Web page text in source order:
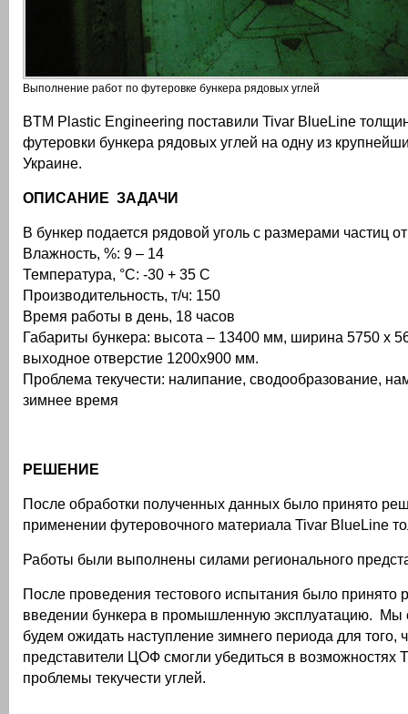
Выполнение работ по футеровке бункера рядовых углей
BTM Plastic Engineering поставили Tivar BlueLine
футеровки бункера рядовых углей на одну из
Украине.
ОПИСАНИЕ ЗАДАЧИ
В бункер подается рядовой уголь с размерами частиц
Влажность, %: 9 – 14
Температура, °С: -30 + 35 С
Производительность, т/ч: 150
Время работы в день, 18 часов
Габариты бункера: высота – 13400 мм, ширина 5750 х
выходное отверстие 1200х900 мм.
Проблема текучести: налипание, сводообразование,
зимнее время
РЕШЕНИЕ
После обработки полученных данных было принято
применении футеровочного материала Tivar BlueLine
Работы были выполнены силами регионального
После проведения тестового испытания было принято
введении бункера в промышленную эксплуатацию. Мы
будем ожидать наступление зимнего периода для того,
представители ЦОФ смогли убедиться в возможностях
проблемы текучести углей.